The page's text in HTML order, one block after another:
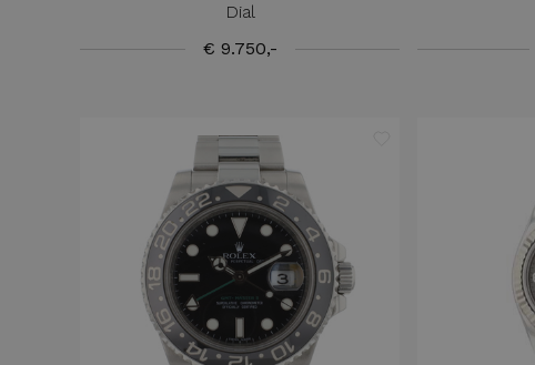
Dial
€ 9.750,-